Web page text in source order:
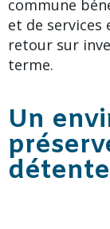
commune
et de services
retour sur
terme.
Un
détente